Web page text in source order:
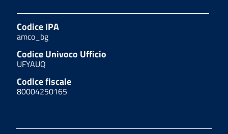
Codice IPA
amco_bg
Codice Univoco Ufficio
UFYAUQ
Codice fiscale
80004250165